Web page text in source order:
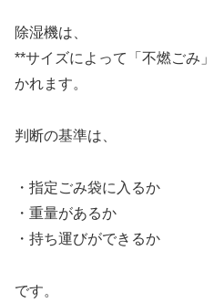
除湿機は、
**サイズによって「不燃ごみ
かれます。
判断の基準は、
・指定ごみ袋に入るか
・重量があるか
・持ち運びができるか
です。